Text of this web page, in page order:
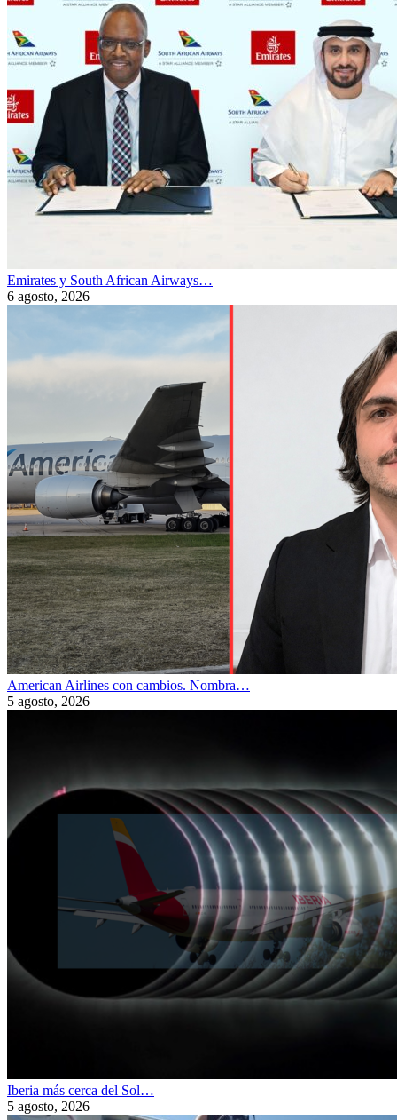
Emirates y South African Airways…
6 agosto, 2026
American Airlines con cambios. Nombra…
5 agosto, 2026
Iberia más cerca del Sol…
5 agosto, 2026